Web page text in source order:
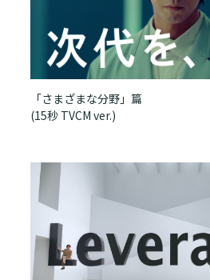
「さまざまな分野」篇
(15秒 TVCM ver.)